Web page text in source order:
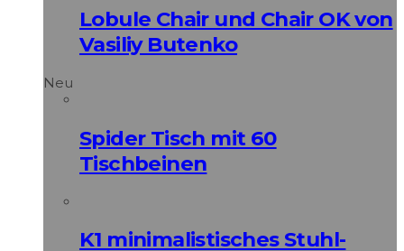
Lobule Chair und Chair OK von
Vasiliy Butenko
Neu
Spider Tisch mit 60
Tischbeinen
K1 minimalistisches Stuhl-